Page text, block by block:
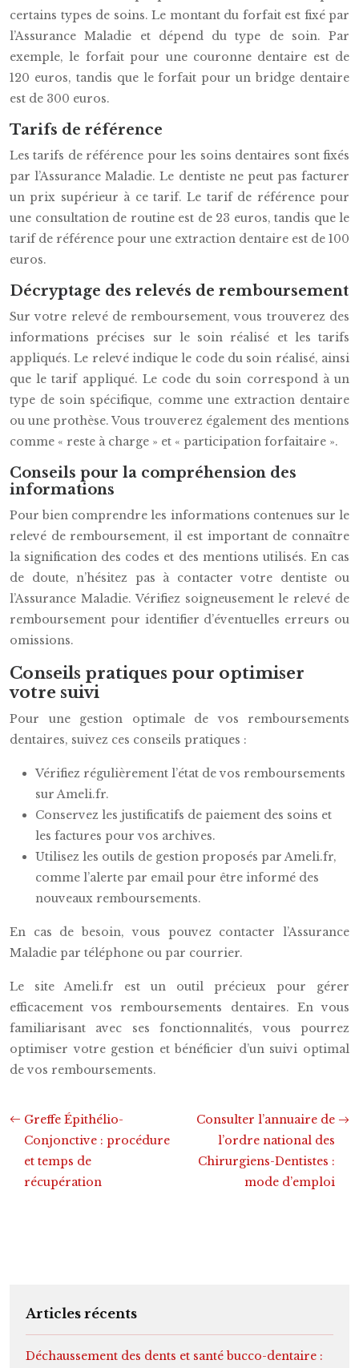
certains types de soins. Le montant du forfait est fixé par
l’Assurance Maladie et dépend du type de soin. Par
exemple, le forfait pour une couronne dentaire est de
120 euros, tandis que le forfait pour un bridge dentaire
est de 300 euros.
Tarifs de référence
Les tarifs de référence pour les soins dentaires sont fixés
par l’Assurance Maladie. Le dentiste ne peut pas facturer
un prix supérieur à ce tarif. Le tarif de référence pour
une consultation de routine est de 23 euros, tandis que le
tarif de référence pour une extraction dentaire est de 100
euros.
Décryptage des relevés de remboursement
Sur votre relevé de remboursement, vous trouverez des
informations précises sur le soin réalisé et les tarifs
appliqués. Le relevé indique le code du soin réalisé, ainsi
que le tarif appliqué. Le code du soin correspond à un
type de soin spécifique, comme une extraction dentaire
ou une prothèse. Vous trouverez également des mentions
comme « reste à charge » et « participation forfaitaire ».
Conseils pour la compréhension des
informations
Pour bien comprendre les informations contenues sur le
relevé de remboursement, il est important de connaître
la signification des codes et des mentions utilisés. En cas
de doute, n’hésitez pas à contacter votre dentiste ou
l’Assurance Maladie. Vérifiez soigneusement le relevé de
remboursement pour identifier d’éventuelles erreurs ou
omissions.
Conseils pratiques pour optimiser
votre suivi
Pour une gestion optimale de vos remboursements
dentaires, suivez ces conseils pratiques :
Vérifiez régulièrement l’état de vos remboursements
sur Ameli.fr.
Conservez les justificatifs de paiement des soins et
les factures pour vos archives.
Utilisez les outils de gestion proposés par Ameli.fr,
comme l’alerte par email pour être informé des
nouveaux remboursements.
En cas de besoin, vous pouvez contacter l’Assurance
Maladie par téléphone ou par courrier.
Le site Ameli.fr est un outil précieux pour gérer
efficacement vos remboursements dentaires. En vous
familiarisant avec ses fonctionnalités, vous pourrez
optimiser votre gestion et bénéficier d’un suivi optimal
de vos remboursements.
Greffe Épithélio-
Conjonctive : procédure
et temps de
récupération
Consulter l’annuaire de
l’ordre national des
Chirurgiens-Dentistes :
mode d’emploi
Articles récents
Déchaussement des dents et santé bucco-dentaire :